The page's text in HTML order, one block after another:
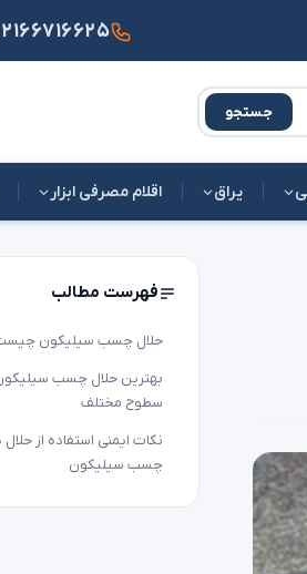
جستجو
یراق اقلام مصرفی ابزار
فهرست مطالب
حلال چسب سیلیکون
بهترین حلال چسب
سطوح مختلف
نکات ایمنی استفاده از
چسب سیلیکون